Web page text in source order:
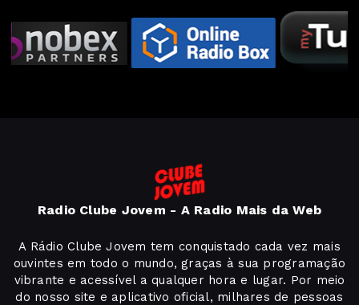
Radio Clube Jovem - A Radio Mais da Web
A Rádio Clube Jovem tem conquistado cada vez mais
ouvintes em todo o mundo, graças à sua programação
vibrante e acessível a qualquer hora e lugar. Por meio
do nosso site e aplicativo oficial, milhares de pessoas